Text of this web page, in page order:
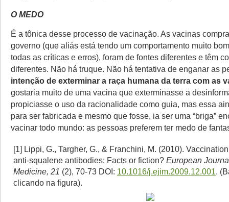
O MEDO
É a tônica desse processo de vacinação. As vacinas
governo (que aliás está tendo um comportamento muito
todas as críticas e erros), foram de fontes diferentes e têm
diferentes. Não há truque. Não há tentativa de enganar as
intenção de exterminar a raça humana da terra com as
gostaria muito de uma vacina que exterminasse a
propiciasse o uso da racionalidade como guia, mas essa
para ser fabricada e mesmo que fosse, ia ser uma “briga”
vacinar todo mundo: as pessoas preferem ter medo de
[1] Lippi, G., Targher, G., & Franchini, M. (2010).
anti-squalene antibodies: Facts or fiction? European
Medicine, 21 (2), 70-73 DOI: 10.1016/j.ejim.2009.12.001.
clicando na figura).